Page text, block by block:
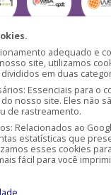
adequado e
site, utilizamos
em duas
Essenciais para o
nosso site. Eles não
de rastreamento.
Relacionados ao
estatísticas que
esses cookies
fácil para você
Segurança
Mídias Sociais